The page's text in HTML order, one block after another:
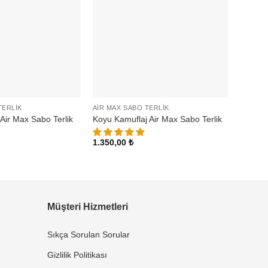
Max Sabo Terlik
AIR MAX SABO TERLIK
Koyu Kamuflaj Air Max Sabo Terlik
1.350,00 ₺
Müşteri Hizmetleri
Sıkça Sorulan Sorular
Gizlilik Politikası